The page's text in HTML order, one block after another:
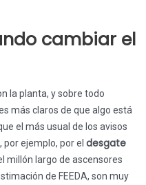
cambiar el
la planta, y sobre todo
más claros de que algo está
el más usual de los avisos
ejemplo, por el desgate
millón largo de ascensores
de FEEDA, son muy